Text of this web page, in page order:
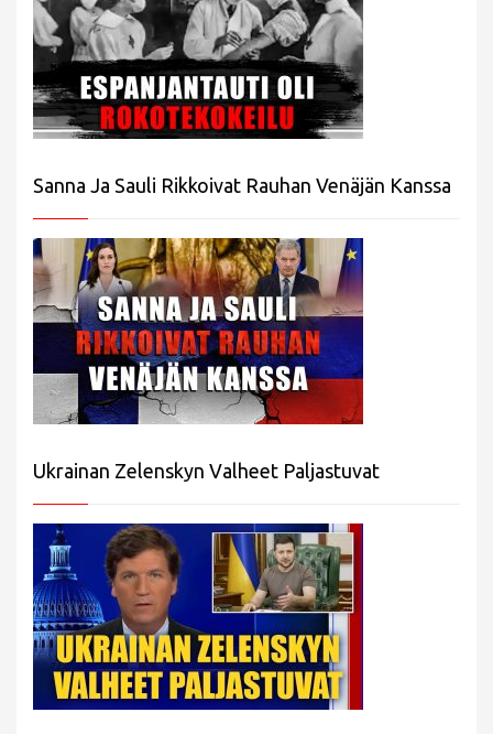
Sanna Ja Sauli Rikkoivat Rauhan Venäjän Kanssa
Ukrainan Zelenskyn Valheet Paljastuvat